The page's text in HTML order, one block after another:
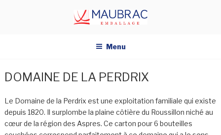
Menu
DOMAINE DE LA PERDRIX
Le Domaine de la Perdrix est une exploitation familiale qui existe
depuis 1820. Il surplombe la plaine côtière du Roussillon niché au
cœur de la région des Aspres. Ce carton pour 6 bouteilles